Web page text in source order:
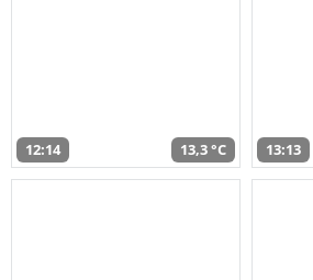
12:14 13,3 °C 13:13